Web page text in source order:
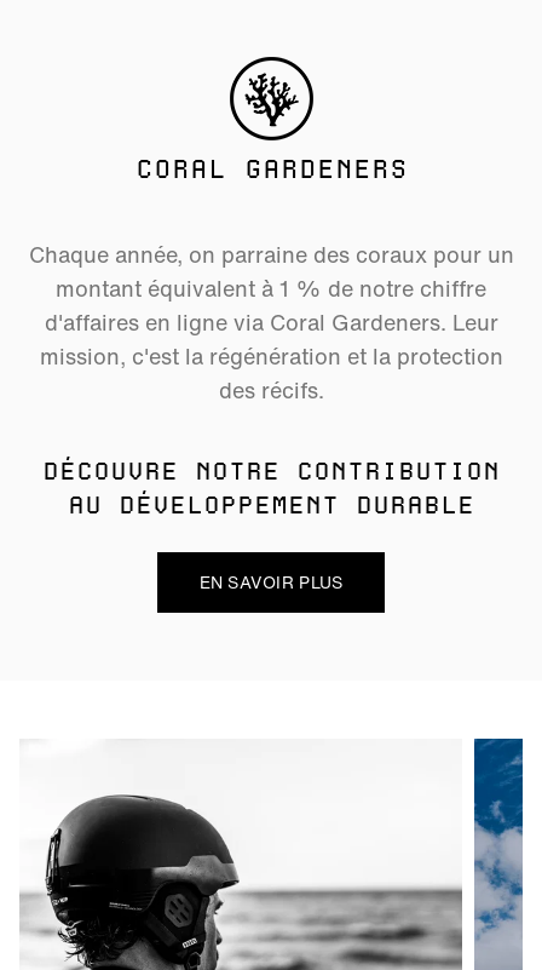
CORAL GARDENERS
Chaque année, on parraine des coraux pour un
montant équivalent à 1 % de notre chiffre
d'affaires en ligne via Coral Gardeners. Leur
mission, c'est la régénération et la protection
des récifs.
DÉCOUVRE NOTRE CONTRIBUTION
AU DÉVELOPPEMENT DURABLE
EN SAVOIR PLUS